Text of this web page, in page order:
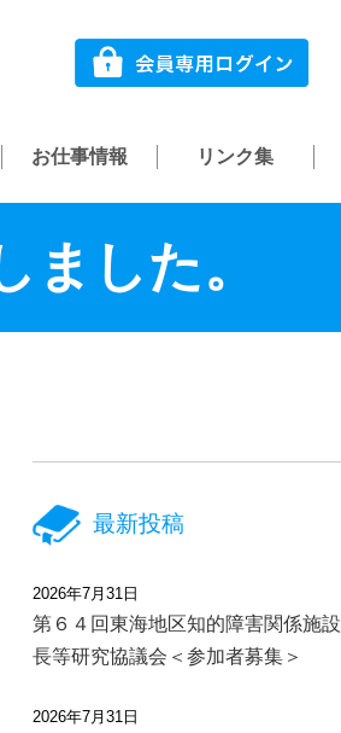
お仕事情報 リンク集
した。
最新投稿
2026年7月31日
第６４回東海地区知的障害関係施設
長等研究協議会＜参加者募集＞
2026年7月31日